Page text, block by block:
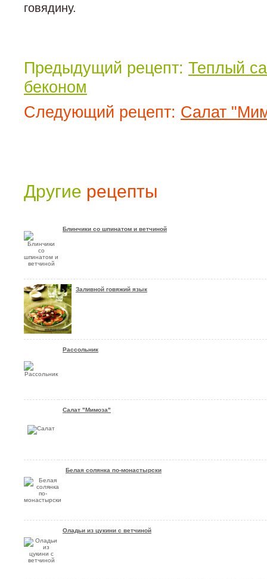
говядину.
Предыдущий рецепт: Теплый
беконом
Следующий рецепт: Салат
Другие рецепты
Блинчики со шпинатом и ветчиной
Заливной говяжий язык
Рассольник
Салат "Мимоза"
Белая солянка по-монастырски
Оладьи из цукини с ветчиной